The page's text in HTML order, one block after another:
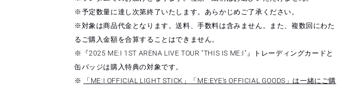
※予定数量に達し次第終了いたします。あらかじめご了承ください。
※対象は商品代金となります。送料、手数料は含みません。また、複数回にわた
るご購入金額を合算することはできません。
※『2025 ME:I 1ST ARENA LIVE TOUR "THIS IS ME:I"』トレーディングカードと
缶バッジは購入特典の対象です。
※
「ME:I OFFICIAL LIGHT STICK」「ME:EYE's OFFICIAL GOODS」は一緒にご購